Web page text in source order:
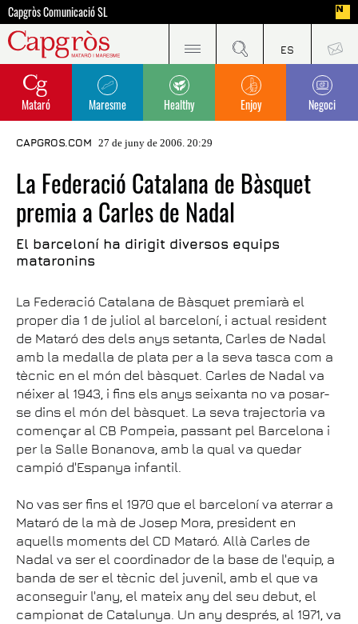
Capgròs Comunicació SL
Mataró Maresme Healthy Enjoy Negoci
CAPGROS.COM 27 de juny de 2006. 20:29
La Federació Catalana de Bàsquet
premia a Carles de Nadal
El barceloní ha dirigit diversos equips
mataronins
La Federació Catalana de Bàsquet premiarà el
proper dia 1 de juliol al barceloní, i actual resident
de Mataró des dels anys setanta, Carles de Nadal
amb la medalla de plata per a la seva tasca com a
tècnic en el món del bàsquet. Carles de Nadal va
néixer al 1943, i fins els anys seixanta no va posar-
se dins el món del bàsquet. La seva trajectoria va
començar al CB Pompeia, passant pel Barcelona i
per la Salle Bonanova, amb la qual va quedar
campió d'Espanya infantil.
No vas ser fins el 1970 que el barceloní va aterrar a
Mataró de la mà de Josep Mora, president en
aquells moments del CD Mataró. Allà Carles de
Nadal va ser el coordinador de la base de l'equip, a
banda de ser el tècnic del juvenil, amb el que va
aconseguir l'any, el mateix any del seu debut, el
campionat de Catalunya. Un any després, al 1971, va